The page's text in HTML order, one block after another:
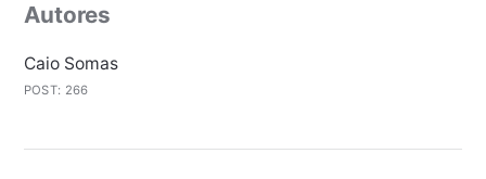
Autores
Caio Somas
POST: 266